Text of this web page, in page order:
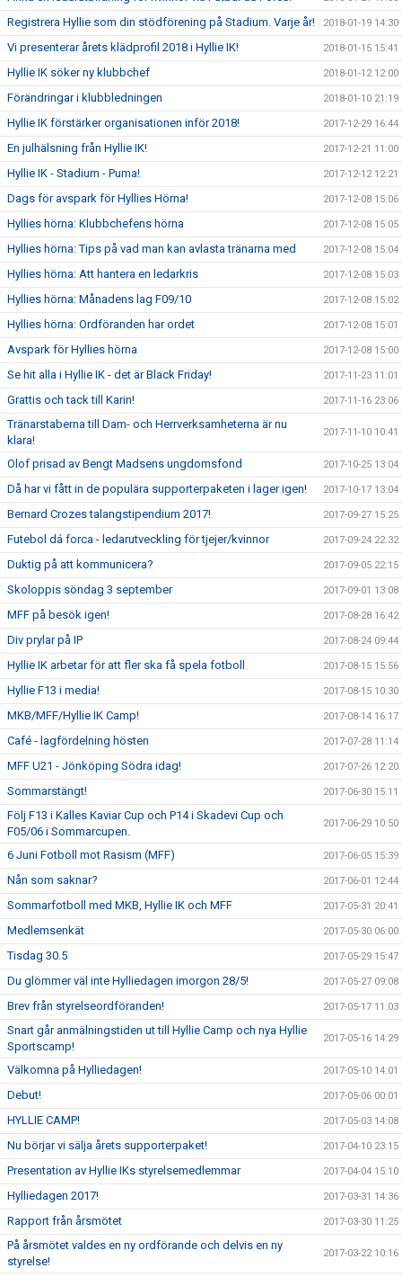
Registrera Hyllie som din stödförening på Stadium. Varje år! 2018-01-19 14:30
Vi presenterar årets klädprofil 2018 i Hyllie IK! 2018-01-15 15:41
Hyllie IK söker ny klubbchef 2018-01-12 12:00
Förändringar i klubbledningen 2018-01-10 21:19
Hyllie IK förstärker organisationen inför 2018! 2017-12-29 16:44
En julhälsning från Hyllie IK! 2017-12-21 11:00
Hyllie IK - Stadium - Puma! 2017-12-12 12:21
Dags för avspark för Hyllies Hörna! 2017-12-08 15:06
Hyllies hörna: Klubbchefens hörna 2017-12-08 15:05
Hyllies hörna: Tips på vad man kan avlasta tränarna med 2017-12-08 15:04
Hyllies hörna: Att hantera en ledarkris 2017-12-08 15:03
Hyllies hörna: Månadens lag F09/10 2017-12-08 15:02
Hyllies hörna: Ordföranden har ordet 2017-12-08 15:01
Avspark för Hyllies hörna 2017-12-08 15:00
Se hit alla i Hyllie IK - det är Black Friday! 2017-11-23 11:01
Grattis och tack till Karin! 2017-11-16 23:06
Tränarstaberna till Dam- och Herrverksamheterna är nu
klara!
2017-11-10 10:41
Olof prisad av Bengt Madsens ungdomsfond 2017-10-25 13:04
Då har vi fått in de populära supporterpaketen i lager igen! 2017-10-17 13:04
Bernard Crozes talangstipendium 2017! 2017-09-27 15:25
Futebol dá forca - ledarutveckling för tjejer/kvinnor 2017-09-24 22:32
Duktig på att kommunicera? 2017-09-05 22:15
Skoloppis söndag 3 september 2017-09-01 13:08
MFF på besök igen! 2017-08-28 16:42
Div prylar på IP 2017-08-24 09:44
Hyllie IK arbetar för att fler ska få spela fotboll 2017-08-15 15:56
Hyllie F13 i media! 2017-08-15 10:30
MKB/MFF/Hyllie IK Camp! 2017-08-14 16:17
Café - lagfördelning hösten 2017-07-28 11:14
MFF U21 - Jönköping Södra idag! 2017-07-26 12:20
Sommarstängt! 2017-06-30 15:11
Följ F13 i Kalles Kaviar Cup och P14 i Skadevi Cup och
F05/06 i Sommarcupen.
2017-06-29 10:50
6 Juni Fotboll mot Rasism (MFF) 2017-06-05 15:39
Nån som saknar? 2017-06-01 12:44
Sommarfotboll med MKB, Hyllie IK och MFF 2017-05-31 20:41
Medlemsenkät 2017-05-30 06:00
Tisdag 30.5 2017-05-29 15:47
Du glömmer väl inte Hylliedagen imorgon 28/5! 2017-05-27 09:08
Brev från styrelseordföranden! 2017-05-17 11:03
Snart går anmälningstiden ut till Hyllie Camp och nya Hyllie
Sportscamp!
2017-05-16 14:29
Välkomna på Hylliedagen! 2017-05-10 14:01
Debut! 2017-05-06 00:01
HYLLIE CAMP! 2017-05-03 14:08
Nu börjar vi sälja årets supporterpaket! 2017-04-10 23:15
Presentation av Hyllie IKs styrelsemedlemmar 2017-04-04 15:10
Hylliedagen 2017! 2017-03-31 14:36
Rapport från årsmötet 2017-03-30 11:25
På årsmötet valdes en ny ordförande och delvis en ny
styrelse!
2017-03-22 10:16